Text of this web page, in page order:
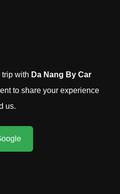
with Da Nang By Car
to share your experience
us.